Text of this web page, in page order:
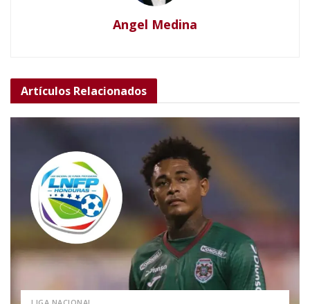
Angel Medina
Artículos Relacionados